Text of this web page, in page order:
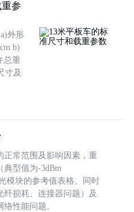
参
外形
b)
总重
寸及
正常范围及影响因素，重
典型值为-3dBm
模块的参考值表格。同时
损耗、连接器问题）及
性能问题。